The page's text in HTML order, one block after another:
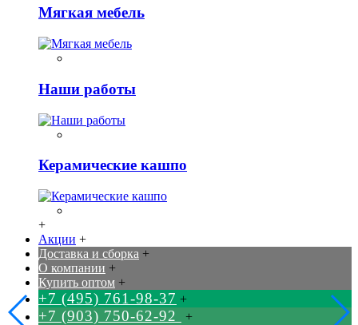
Мягкая мебель
Наши работы
Керамические кашпо
+
Акции +
Доставка и сборка +
О компании +
Купить оптом +
+7 (495) 761-98-37 +
+7 (903) 750-62-92 +